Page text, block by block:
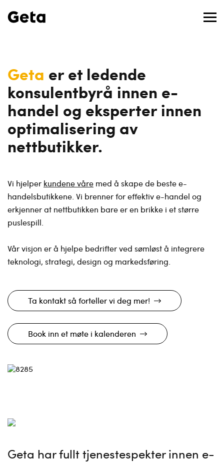
Geta er et ledende
konsulentbyrå innen e-
handel og eksperter innen
optimalisering av
nettbutikker.
Vi hjelper kundene våre med å skape de beste e-
handelsbutikkene. Vi brenner for effektiv e-handel og
erkjenner at nettbutikken bare er en brikke i et større
puslespill.
Vår visjon er å hjelpe bedrifter ved sømløst å integrere
teknologi, strategi, design og markedsføring.
Ta kontakt så forteller vi deg mer!
Book inn et møte i kalenderen
Geta har fullt tjenestespekter innen e-